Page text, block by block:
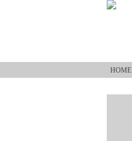
Passar para o conteúdo principal
HOME